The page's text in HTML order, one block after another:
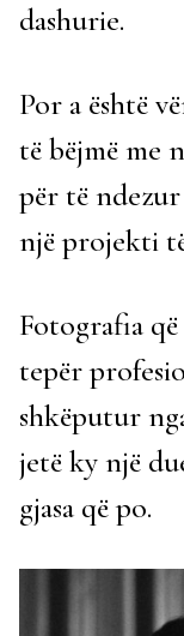
dashurie.
Por a është
të bëjmë me
për të
një projekti
Fotografia
tepër
shkëputur
jetë ky një
gjasa që po.